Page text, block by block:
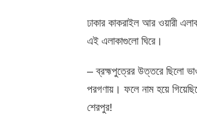
ঢাকার কাকরাইল আর ওয়ারী
এই এলাকাগুলো ঘিরে।
– ব্রহ্মপুত্রের উত্তরে ছিলো
পরগণায়। ফলে নাম হয়ে
শেরপুর!